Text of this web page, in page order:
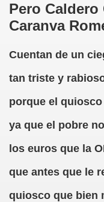
Pero
Caranva
Cuentan de un
tan triste y
porque el
ya que el pobre
los euros que la
que antes que le
quiosco que bien
Romero)
Romero)